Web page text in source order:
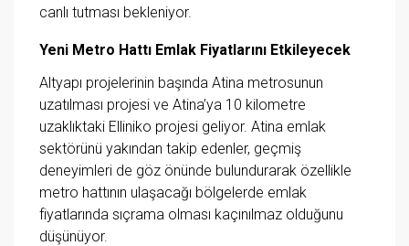
canlı tutması bekleniyor.
Yeni Metro Hattı Emlak Fiyatlarını Etkileyecek
Altyapı projelerinin başında Atina metrosunun
uzatılması projesi ve Atina’ya 10 kilometre
uzaklıktaki Elliniko projesi geliyor. Atina emlak
sektörünü yakından takip edenler, geçmiş
deneyimleri de göz önünde bulundurarak özellikle
metro hattının ulaşacağı bölgelerde emlak
fiyatlarında sıçrama olması kaçınılmaz olduğunu
düşünüyor.